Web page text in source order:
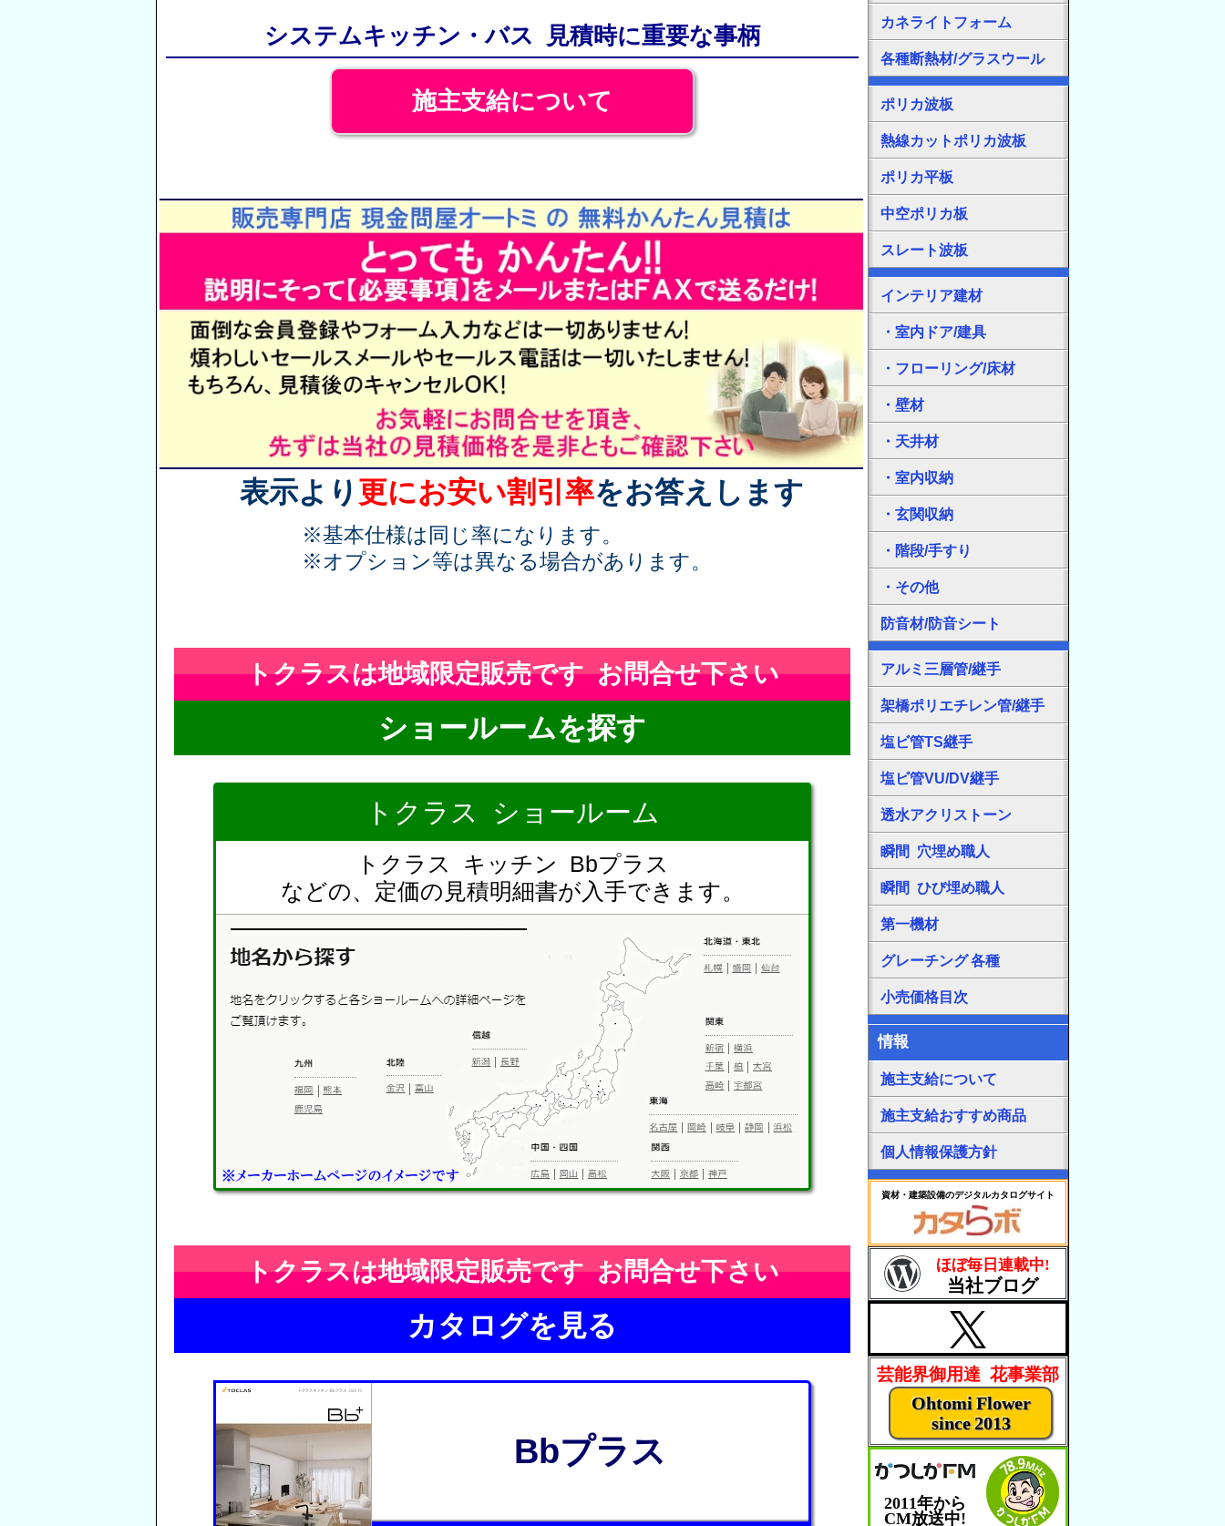
システムキッチン・バス 見積時に重要な事柄
施主支給について
表示より 更にお安い割引率をお答えします
※基本仕様は同じ率になります。
※オプション等は異なる場合があります。
トクラスは地域限定販売です お問合せ下さい
ショールームを探す
トクラス ショールーム
トクラス キッチン Bbプラス
などの、定価の見積明細書が入手できます。
トクラスは地域限定販売です お問合せ下さい
カタログを見る
Bbプラス
カネライトフォーム
各種断熱材/グラスウール
ポリカ波板
熱線カットポリカ波板
ポリカ平板
中空ポリカ板
スレート波板
インテリア建材
・室内ドア/建具
・フローリング/床材
・壁材
・天井材
・室内収納
・玄関収納
・階段/手すり
・その他
防音材/防音シート
アルミ三層管/継手
架橋ポリエチレン管/継手
塩ビ管TS継手
塩ビ管VU/DV継手
透水アクリストーン
瞬間 穴埋め職人
瞬間 ひび埋め職人
第一機材
グレーチング 各種
小売価格目次
情報
施主支給について
施主支給おすすめ商品
個人情報保護方針
資材・建築設備のデジタルカタログサイト
ほぼ毎日連載中!
当社ブログ
芸能界御用達 花事業部
Ohtomi Flower
since 2013
2011年から
CM放送中!